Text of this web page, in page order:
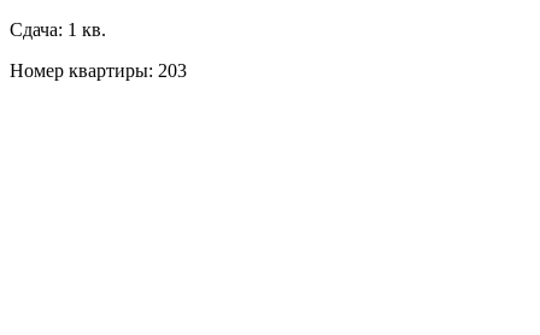
Сдача: 1 кв.
Номер квартиры: 203